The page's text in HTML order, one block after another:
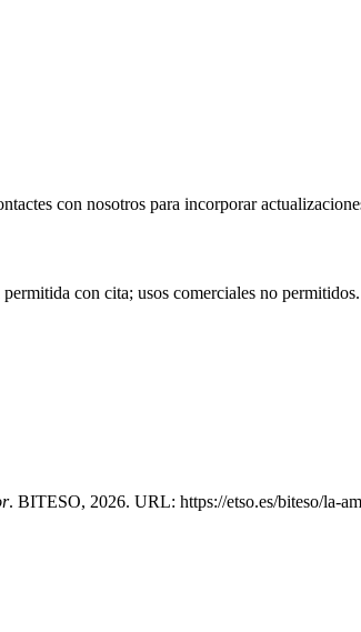
con nosotros para incorporar
con cita; usos comerciales no permitidos.
. BITESO, 2026. URL: https://etso.es/biteso/la-